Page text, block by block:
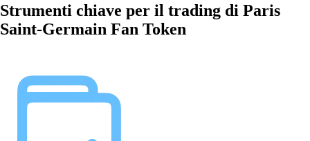
Strumenti chiave per il trading di Paris
Saint-Germain Fan Token